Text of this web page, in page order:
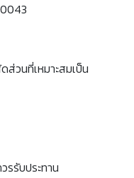
ส่วนที่เหมาะสมเป็น
รรับประทาน